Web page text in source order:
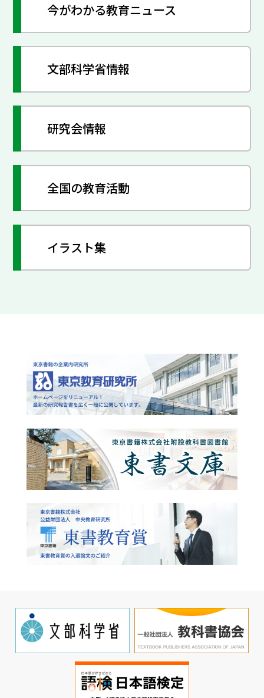
今がわかる教育ニュース
文部科学省情報
研究会情報
全国の教育活動
イラスト集